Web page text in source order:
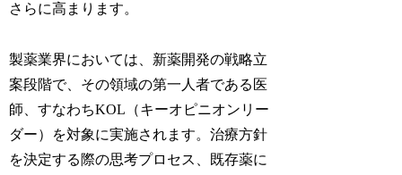
さらに高まります。
製薬業界においては、新薬開発の戦略立
案段階で、その領域の第一人者である医
師、すなわちKOL（キーオピニオンリー
ダー）を対象に実施されます。治療方針
を決定する際の思考プロセス、既存薬に